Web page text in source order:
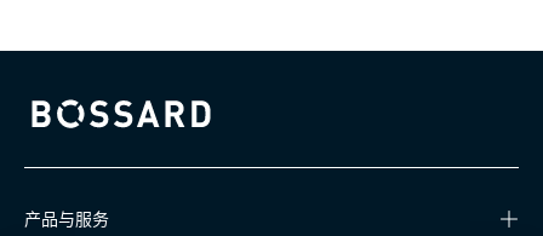
Bossard homepage
产品与服务